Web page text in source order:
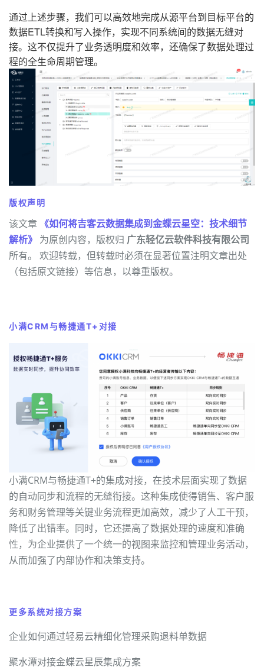
通过上述步骤，我们可以高效地完成从源平台到目标平台的
数据ETL转换和写入操作，实现不同系统间的数据无缝对
接。这不仅提升了业务透明度和效率，还确保了数据处理过
程的全生命周期管理。
版权声明
该文章 《如何将吉客云数据集成到金蝶云星空：技术细节
解析》 为原创内容，版权归 广东轻亿云软件科技有限公司
所有。 欢迎转载，但转载时必须在显著位置注明文章出处
（包括原文链接）等信息，以尊重版权。
小满CRM与畅捷通T+对接
小满CRM与畅捷通T+的集成对接，在技术层面实现了数据
的自动同步和流程的无缝衔接。这种集成使得销售、客户服
务和财务管理等关键业务流程更加高效，减少了人工干预，
降低了出错率。同时，它还提高了数据处理的速度和准确
性，为企业提供了一个统一的视图来监控和管理业务活动，
从而加强了内部协作和决策支持。
更多系统对接方案
企业如何通过轻易云精细化管理采购退料单数据
聚水潭对接金蝶云星辰集成方案